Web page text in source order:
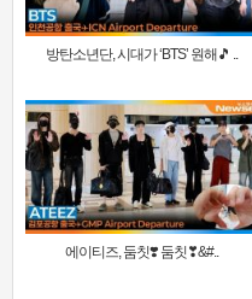
방탄소년단, 시대가 ‘BTS’ 원해🎵 ..
에이티즈, 둠칫❣️ 둠칫❣&#..